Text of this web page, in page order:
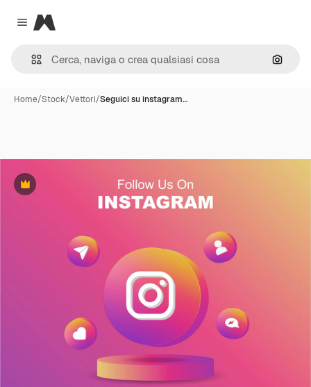
Close menu
Magnific
Cerca
Home/Stock/Vettori/Seguici su instagram…
Premium